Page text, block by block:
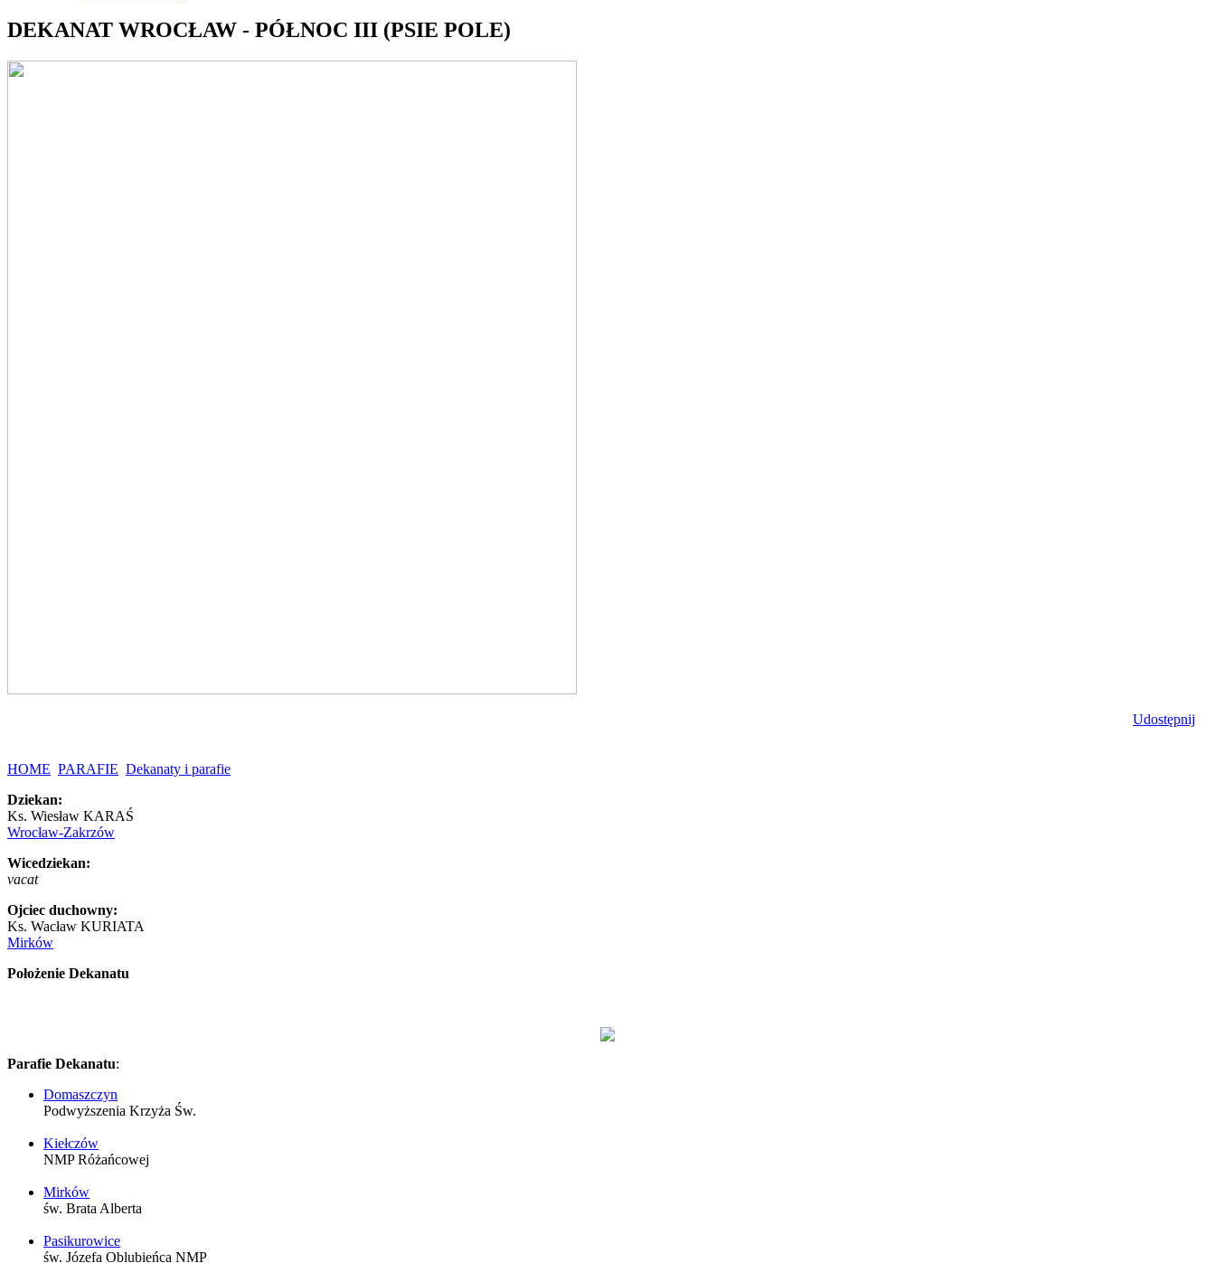
DEKANAT WROCŁAW - PÓŁNOC III (PSIE POLE)
Udostępnij
HOME PARAFIE Dekanaty i parafie
Dziekan:
Ks. Wiesław KARAŚ
Wrocław-Zakrzów
Wicedziekan:
vacat
Ojciec duchowny:
Ks. Wacław KURIATA
Mirków
Położenie Dekanatu
Parafie Dekanatu:
Domaszczyn
Podwyższenia Krzyża Św.
Kiełczów
NMP Różańcowej
Mirków
św. Brata Alberta
Pasikurowice
św. Józefa Oblubieńca NMP